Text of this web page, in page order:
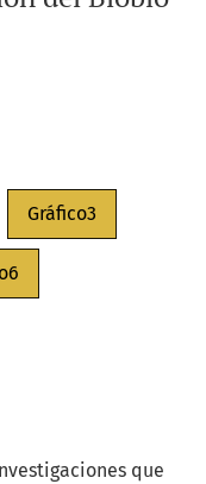
Gráfico3
que